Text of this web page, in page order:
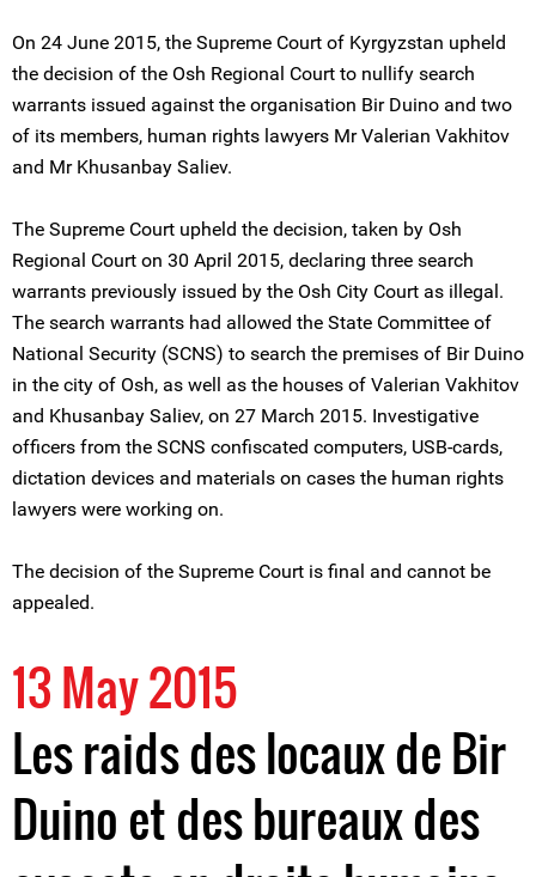
On 24 June 2015, the Supreme Court of Kyrgyzstan upheld
the decision of the Osh Regional Court to nullify search
warrants issued against the organisation Bir Duino and two
of its members, human rights lawyers Mr Valerian Vakhitov
and Mr Khusanbay Saliev.
The Supreme Court upheld the decision, taken by Osh
Regional Court on 30 April 2015, declaring three search
warrants previously issued by the Osh City Court as illegal.
The search warrants had allowed the State Committee of
National Security (SCNS) to search the premises of Bir Duino
in the city of Osh, as well as the houses of Valerian Vakhitov
and Khusanbay Saliev, on 27 March 2015. Investigative
officers from the SCNS confiscated computers, USB-cards,
dictation devices and materials on cases the human rights
lawyers were working on.
The decision of the Supreme Court is final and cannot be
appealed.
13 May 2015
Les raids des locaux de Bir
Duino et des bureaux des